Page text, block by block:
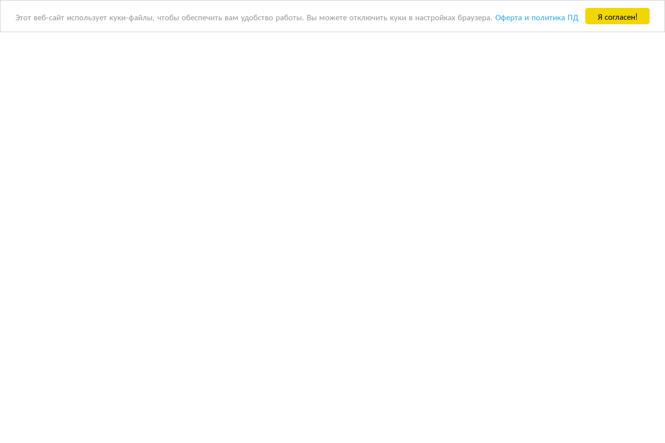
Я согласен!
Этот веб-сайт использует куки-файлы, чтобы обеспечить вам удобство работы. Вы можете отключить куки в настройках браузера. Оферта и политика ПД